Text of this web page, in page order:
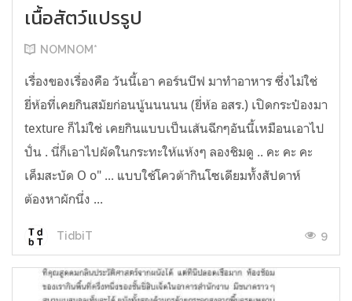
เนื้อสัตว์แปรรูป
NOMNOM*
เรื่องของเรื่องคือ วันนี้เอา คอร์นบีฟ มาทำอาหาร ซึ่งไม่ใช่
ยี่ห้อที่เคยกินสมัยก่อนนู้นนนนน (ยี่ห้อ อสร.) เปิดกระป๋องมา
texture ก็ไม่ใช่ เคยกินแบบเป็นเส้นฉีกๆอันนี้เหมือนเอาไป
ปั่น . นี่ก็เอาไปผัดในกระทะให้แห้งๆ ลองชิมดู .. คะ คะ คะ
เค็มสะบัด O o" ... แบบใช้โควต้ากินโซเดียมทั้งสัปดาห์
ต้องหาผักนึ่ง ...
TidbiT 9